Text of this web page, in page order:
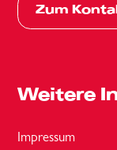
Zum
Weitere
Impressum